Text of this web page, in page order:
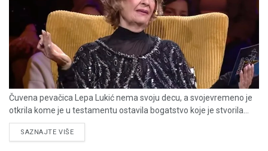
Čuvena pevačica Lepa Lukić nema svoju decu, a svojevremeno je
otkrila kome je u testamentu ostavila bogatstvo koje je stvorila...
SAZNAJTE VIŠEDETAILS